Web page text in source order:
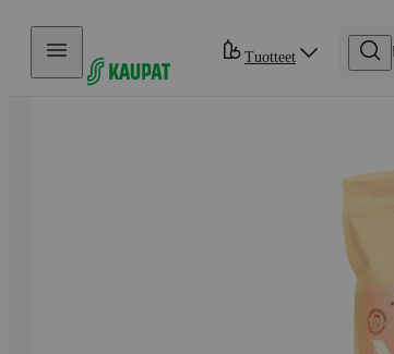
Hyppää sisältöön
Tuotteet